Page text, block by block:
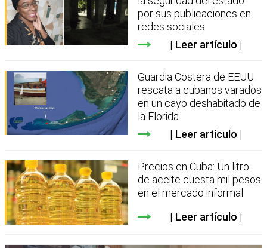
por sus publicaciones en
redes sociales
Leer artículo
Guardia Costera de EEUU
rescata a cubanos varados
en un cayo deshabitado de
la Florida
Leer artículo
Precios en Cuba: Un litro
de aceite cuesta mil pesos
en el mercado informal
Leer artículo